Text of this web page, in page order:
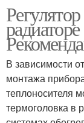
В зависимости
монтажа
теплоносителя
термоголовка в